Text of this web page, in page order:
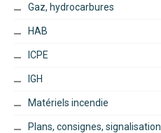
Gaz, hydrocarbures
HAB
ICPE
IGH
Matériels incendie
Plans, consignes, signalisation